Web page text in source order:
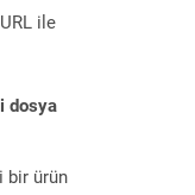
ile
dosya
bir ürün